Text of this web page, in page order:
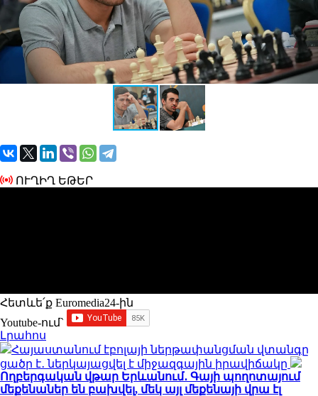
ՈՒՂԻՂ ԵԹԵՐ
Հետևե՛ք Euromedia24-ին
Youtube-ում`
Լրահոս
Հայաստանում էբոլայի ներթափանցման վտանգը
ցածր է․ ներկայացվել է միջազգային իրավիճակը
Ողբերգական վթար Երևանում․ Գայի պողոտայում
մեքենաներ են բախվել, մեկ այլ մեքենայի վրա էլ